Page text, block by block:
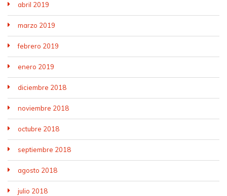
abril 2019
marzo 2019
febrero 2019
enero 2019
diciembre 2018
noviembre 2018
octubre 2018
septiembre 2018
agosto 2018
julio 2018